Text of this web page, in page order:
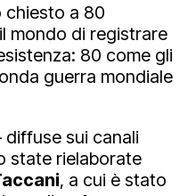
chiesto a 80
mondo di registrare
80 come gli
guerra mondiale
diffuse sui canali
state rielaborate
, a cui è stato